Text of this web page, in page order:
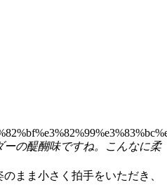
ーの醍醐味ですね。こんなに柔
まま小さく拍手をいただき、